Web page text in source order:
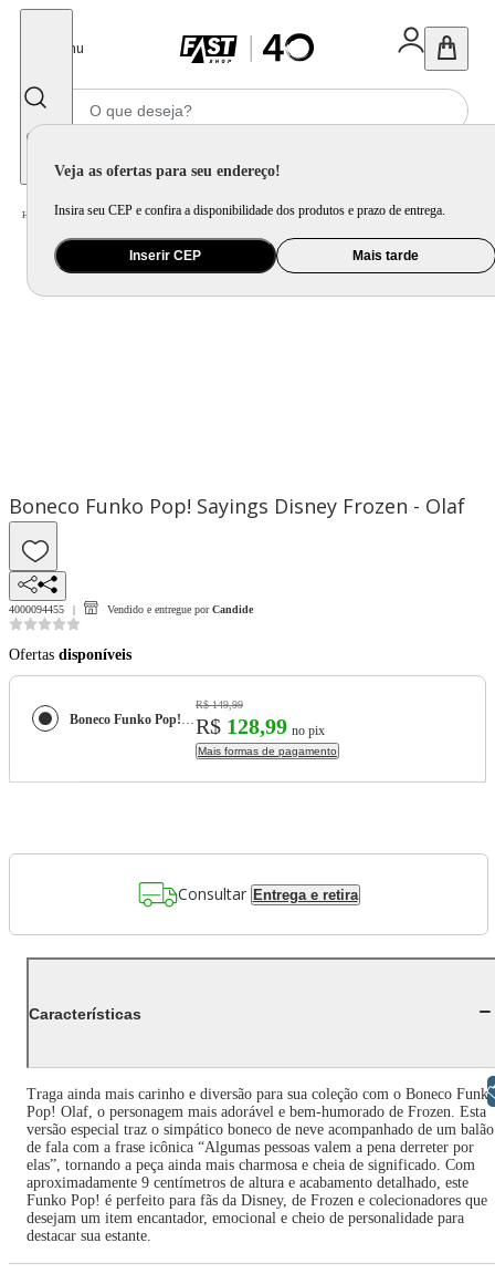
Menu
Veja as ofertas para seu endereço!
Insira seu CEP e confira a disponibilidade dos produtos e prazo de entrega.
Inserir CEP Mais tarde
Home Brinquedo e Colecionável / Para Colecionar
Boneco Funko Pop! Sayings Disney Frozen - Olaf
4000094455 Vendido e entregue por Candide
Ofertas disponíveis
Boneco Funko Pop! Sayings Disney Frozen - Olaf
R$ 149,99
R$ 128,99 no pix
Mais formas de pagamento
Consultar Entrega e retira
Características
Traga ainda mais carinho e diversão para sua coleção com o Boneco Funko
Pop! Olaf, o personagem mais adorável e bem-humorado de Frozen. Esta
versão especial traz o simpático boneco de neve acompanhado de um balão
de fala com a frase icônica “Algumas pessoas valem a pena derreter por
elas”, tornando a peça ainda mais charmosa e cheia de significado. Com
aproximadamente 9 centímetros de altura e acabamento detalhado, este
Funko Pop! é perfeito para fãs da Disney, de Frozen e colecionadores que
desejam um item encantador, emocional e cheio de personalidade para
destacar sua estante.
Libras